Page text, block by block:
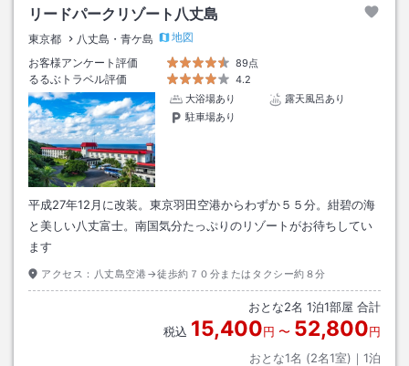
リードパークリゾート八丈島
東京都 八丈島・青ケ島
地図
お客様アンケート評価
89点
るるぶトラベル評価
4.2
大浴場あり
露天風呂あり
駐車場あり
平成27年12月に改装。東京羽田空港からわずか５５分。紺碧の海
と美しい八丈富士。南国気分たっぷりのリゾートがお待ちしてい
ます
アクセス： 八丈島空港→徒歩約７０分またはタクシー約８分
おとな2名 1泊1部屋 合計
税込 15,400円 〜 52,800円
おとな1名 (2名1室)｜ 1泊